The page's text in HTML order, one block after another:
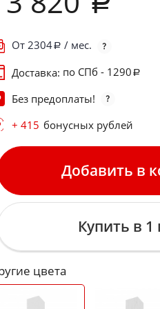
От 2304
/ мес.
Доставка: по СПб - 1290
Без предоплаты!
+ 415 бонусных рублей
Добавить в
Купить в 1
цвета